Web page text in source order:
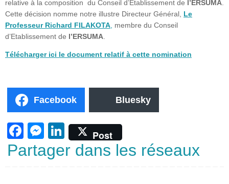
relative à la composition du Conseil d’Etablissement de
l’ERSUMA
Cette décision nomme notre illustre Directeur Général,
Le
Professeur Richard FILAKOTA membre du Conseil
d’Etablissement de
l’ERSUMA
Télécharger ici le document relatif à cette nomination
Facebook Bluesky
F
a
M
e
ss
Li
n
Post
Partager dans les réseaux